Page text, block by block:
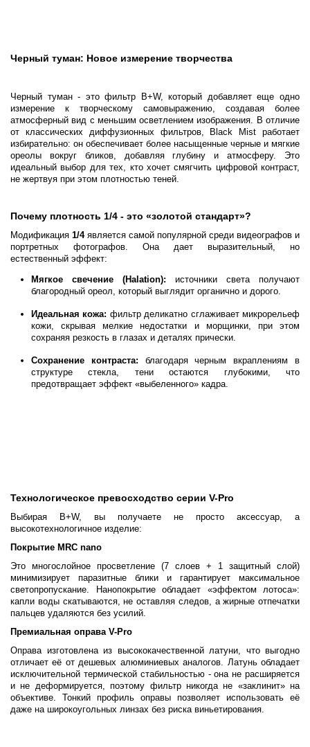
Черный туман: Новое измерение творчества
Черный туман - это фильтр B+W, который добавляет еще одно
измерение к творческому самовыражению, создавая более
атмосферный вид с меньшим осветлением изображения. В отличие
от классических диффузионных фильтров, Black Mist работает
избирательно: он обеспечивает более насыщенные черные и мягкие
ореолы вокруг бликов, добавляя глубину и атмосферу. Это
идеальный выбор для тех, кто хочет смягчить цифровой контраст,
не жертвуя при этом плотностью теней.
Почему плотность 1/4 - это «золотой стандарт»?
Модификация 1/4является самой популярной среди видеографов и
портретных фотографов. Она дает выразительный, но
естественный эффект:
Мягкое свечение (Halation): источники света получают
благородный ореол, который выглядит органично и дорого.
Идеальная кожа: фильтр деликатно сглаживает микрорельеф
кожи, скрывая мелкие недостатки и морщинки, при этом
сохраняя резкость в глазах и деталях прически.
Сохранение контраста: благодаря черным вкраплениям в
структуре стекла, тени остаются глубокими, что
предотвращает эффект «выбеленного» кадра.
Технологическое превосходство серии V-Pro
Выбирая B+W, вы получаете не просто аксессуар, а
высокотехнологичное изделие:
Покрытие MRC nano
Это многослойное просветление (7 слоев + 1 защитный слой)
минимизирует паразитные блики и гарантирует максимальное
светопропускание. Нанопокрытие обладает «эффектом лотоса»:
капли воды скатываются, не оставляя следов, а жирные отпечатки
пальцев удаляются без усилий.
Премиальная оправа V-Pro
Оправа изготовлена из высококачественной латуни, что выгодно
отличает её от дешевых алюминиевых аналогов. Латунь обладает
исключительной термической стабильностью - она не расширяется
и не деформируется, поэтому фильтр никогда не «заклинит» на
объективе. Тонкий профиль оправы позволяет использовать её
даже на широкоугольных линзах без риска виньетирования.